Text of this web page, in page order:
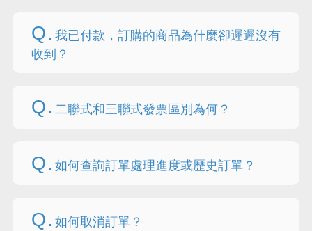
Q. 我已付款，訂購的商品為什麼卻遲遲沒有
收到？
Q. 二聯式和三聯式發票區別為何？
Q. 如何查詢訂單處理進度或歷史訂單？
Q. 如何取消訂單？